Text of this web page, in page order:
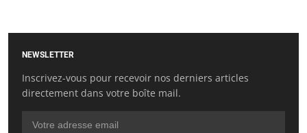
NEWSLETTER
Inscrivez-vous pour recevoir nos derniers articles
directement dans votre boîte mail.